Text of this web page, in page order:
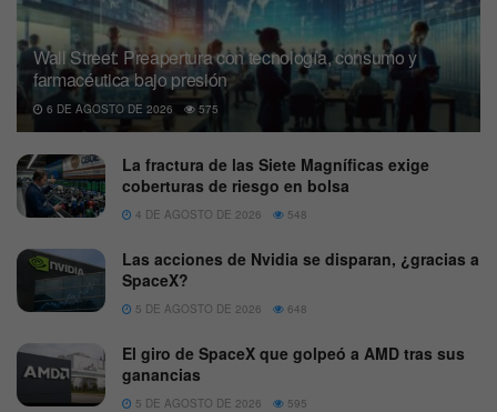
Wall Street: Preapertura con tecnología, consumo y
farmacéutica bajo presión
6 DE AGOSTO DE 2026 575
La fractura de las Siete Magníficas exige
coberturas de riesgo en bolsa
4 DE AGOSTO DE 2026 548
Las acciones de Nvidia se disparan, ¿gracias a
SpaceX?
5 DE AGOSTO DE 2026 648
El giro de SpaceX que golpeó a AMD tras sus
ganancias
5 DE AGOSTO DE 2026 595